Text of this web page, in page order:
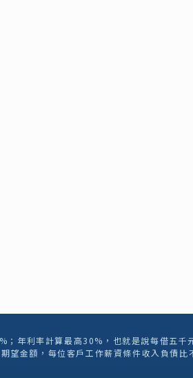
年利率計算最高30%，也就是說每借五
金額，每位客戶工作薪資條件收入負債